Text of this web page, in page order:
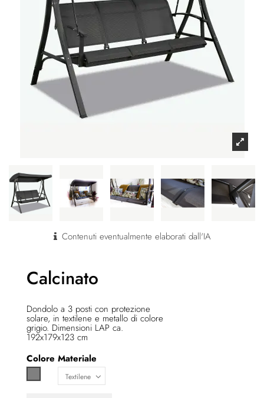
Contenuti eventualmente elaborati dall'IA
Calcinato
Dondolo a 3 posti con protezione
solare, in textilene e metallo di colore
grigio. Dimensioni LAP ca.
192x179x123 cm
Colore Materiale